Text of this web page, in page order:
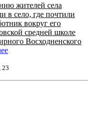
жителей села
в село, где почтили
вокруг его
средней школе
Восходненского
23